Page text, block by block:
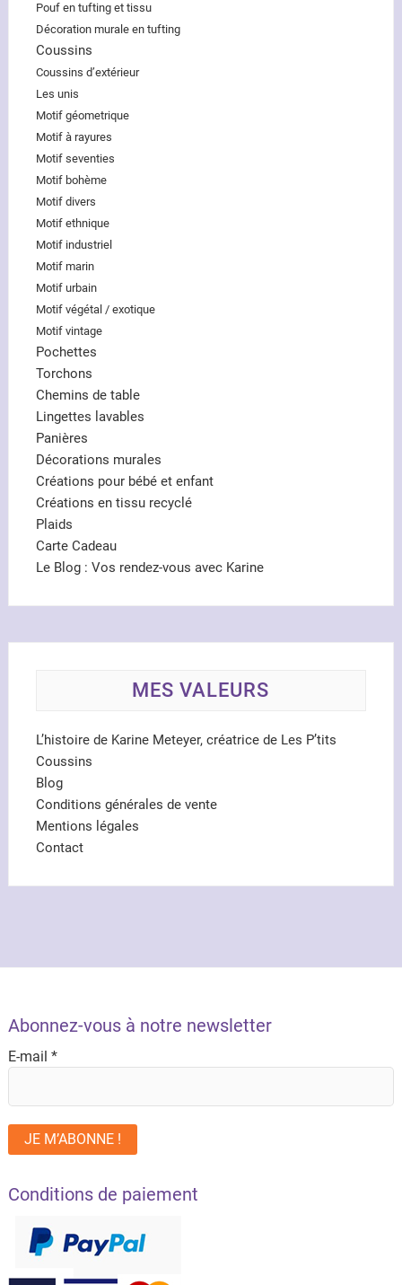
Pouf en tufting et tissu
Décoration murale en tufting
Coussins
Coussins d’extérieur
Les unis
Motif géometrique
Motif à rayures
Motif seventies
Motif bohème
Motif divers
Motif ethnique
Motif industriel
Motif marin
Motif urbain
Motif végétal / exotique
Motif vintage
Pochettes
Torchons
Chemins de table
Lingettes lavables
Panières
Décorations murales
Créations pour bébé et enfant
Créations en tissu recyclé
Plaids
Carte Cadeau
Le Blog : Vos rendez-vous avec Karine
MES VALEURS
L’histoire de Karine Meteyer, créatrice de Les P’tits
Coussins
Blog
Conditions générales de vente
Mentions légales
Contact
Abonnez-vous à notre newsletter
E-mail *
Conditions de paiement